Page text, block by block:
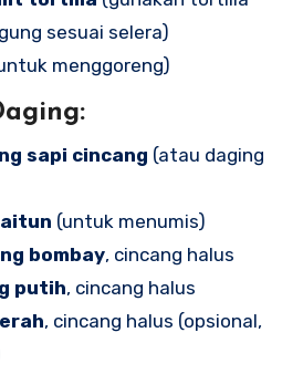
sesuai selera)
menggoreng)
sapi cincang (atau daging
(untuk menumis)
bombay, cincang halus
putih, cincang halus
, cincang halus (opsional,